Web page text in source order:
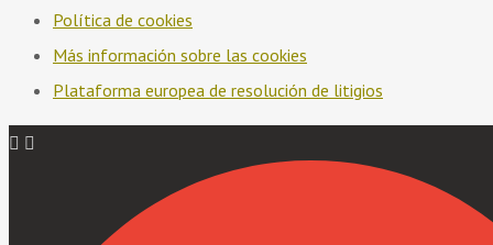
Política de cookies
Más información sobre las cookies
Plataforma europea de resolución de litigios